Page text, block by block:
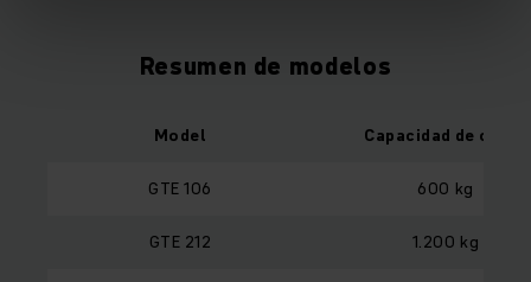
Resumen de modelos
Model Capacidad de carga
GTE 106 600 kg
GTE 212 1.200 kg